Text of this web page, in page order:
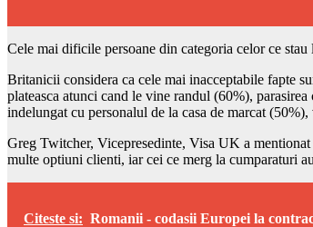
Cele mai dificile persoane din categoria celor ce
Britanicii considera ca cele mai inacceptabile fapte
plateasca atunci cand le vine randul (60%),
indelungat cu personalul de la casa de marcat
Greg Twitcher, Vicepresedinte, Visa UK a mentionat
multe optiuni clienti, iar cei ce merg la cumparaturi
Citeste si: Romanii - codasii Europei la